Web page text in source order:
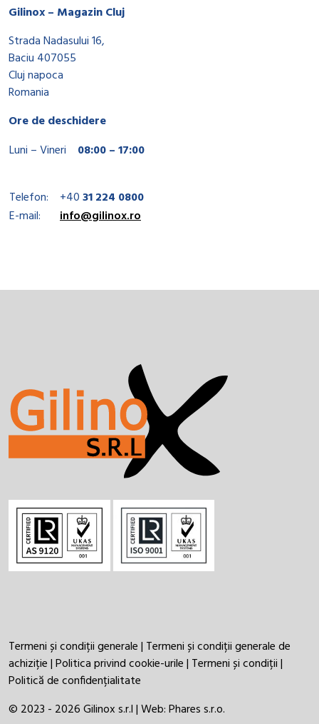
Gilinox – Magazin Cluj
Strada Nadasului 16,
Baciu 407055
Cluj napoca
Romania
Ore de deschidere
Luni – Vineri
08:00 – 17:00
Telefon: +4031 224 0800
E-mail:
info@gilinox.ro
Termeni și condiții generale| Termeni și condiții generale de
achiziție|Politica privind cookie-urile| Termeni și condiții|
Politică de confidențialitate
© 2023 - 2026 Gilinox s.r.l | Web:Phares s.r.o.